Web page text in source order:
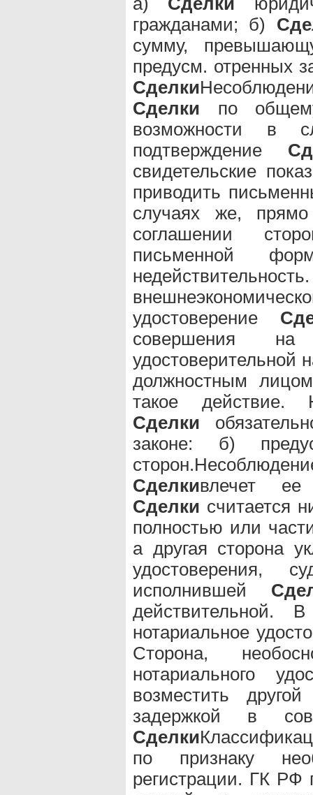
гражданами; б)
сумму,
предусм. отренных
Сделки
Сделки по
возможности в
подтверждение
свидетельские
приводить
случаях же,
соглашении
письменной
удостоверение
совершения
удостоверительной
должностным
такое действие.
Сделки
законе: б)
Сделкивлечет ее
Сделки считается
полностью или
а другая сторона
удостоверения,
исполнившей
действительной.
нотариальное
Сторона,
нотариального
возместить
задержкой в
Сделки
по признаку
регистрации. ГК РФ